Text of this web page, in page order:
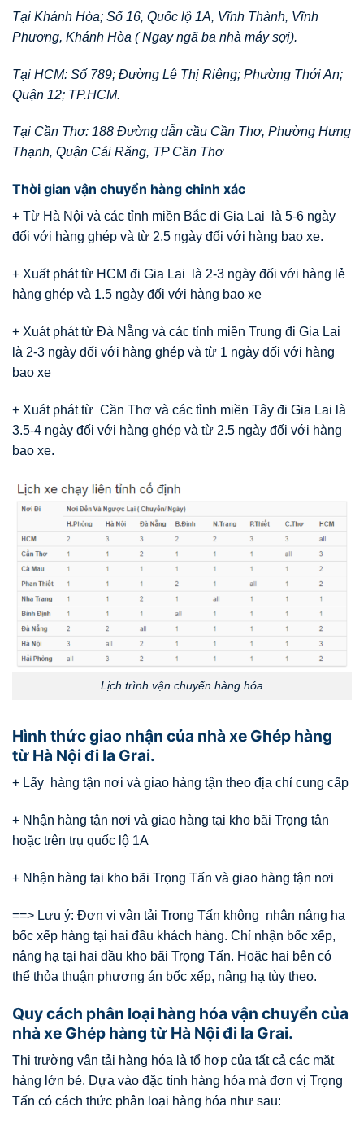
Tại Khánh Hòa; Số 16, Quốc lộ 1A, Vĩnh Thành, Vĩnh
Phương, Khánh Hòa ( Ngay ngã ba nhà máy sợi).
Tại HCM: Số 789; Đường Lê Thị Riêng; Phường Thới An;
Quận 12; TP.HCM.
Tại Cần Thơ: 188 Đường dẫn cầu Cần Thơ, Phường Hưng
Thạnh, Quận Cái Răng, TP Cần Thơ
Thời gian vận chuyển hàng chinh xác
+ Từ Hà Nội và các tỉnh miền Bắc đi Gia Lai là 5-6 ngày
đối với hàng ghép và từ 2.5 ngày đối với hàng bao xe.
+ Xuất phát từ HCM đi Gia Lai là 2-3 ngày đối với hàng lẻ
hàng ghép và 1.5 ngày đối với hàng bao xe
+ Xuát phát từ Đà Nẵng và các tỉnh miền Trung đi Gia Lai
là 2-3 ngày đối với hàng ghép và từ 1 ngày đối với hàng
bao xe
+ Xuát phát từ Cần Thơ và các tỉnh miền Tây đi Gia Lai là
3.5-4 ngày đối với hàng ghép và từ 2.5 ngày đối với hàng
bao xe.
Lịch trình vận chuyển hàng hóa
Hình thức giao nhận của nhà xe Ghép hàng
từ Hà Nội đi Ia Grai.
+ Lấy hàng tận nơi và giao hàng tận theo địa chỉ cung cấp
+ Nhận hàng tận nơi và giao hàng tại kho bãi Trọng tân
hoặc trên trụ quốc lộ 1A
+ Nhận hàng tại kho bãi Trọng Tấn và giao hàng tận nơi
==> Lưu ý: Đơn vị vận tải Trọng Tấn không nhận nâng hạ
bốc xếp hàng tại hai đầu khách hàng. Chỉ nhận bốc xếp,
nâng hạ tại hai đầu kho bãi Trọng Tấn. Hoặc hai bên có
thể thỏa thuận phương án bốc xếp, nâng hạ tùy theo.
Quy cách phân loại hàng hóa vận chuyển của
nhà xe Ghép hàng từ Hà Nội đi Ia Grai.
Thị trường vận tải hàng hóa là tổ hợp của tất cả các mặt
hàng lớn bé. Dựa vào đặc tính hàng hóa mà đơn vị Trọng
Tấn có cách thức phân loại hàng hóa như sau: